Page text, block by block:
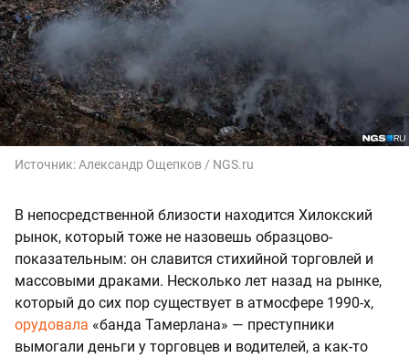
Источник:Александр Ощепков / NGS.ru
В непосредственной близости находится Хилокский
рынок, который тоже не назовешь образцово-
показательным: он славится стихийной торговлей и
массовыми драками. Несколько лет назад на рынке,
который до сих пор существует в атмосфере 1990-х,
орудовала «банда Тамерлана» — преступники
вымогали деньги у торговцев и водителей, а как-то